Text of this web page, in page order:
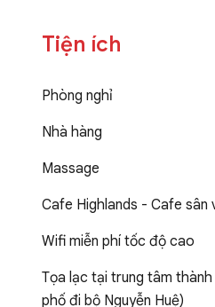
Tiện ích
Phòng nghỉ
Nhà hàng
Massage
Cafe Highlands - Cafe sân
Wifi miễn phí tốc độ cao
Tọa lạc tại trung tâm thành
phố đi bộ Nguyễn Huệ)